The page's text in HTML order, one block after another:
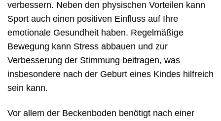
verbessern. Neben den physischen Vorteilen kann
Sport auch einen positiven Einfluss auf Ihre
emotionale Gesundheit haben. Regelmäßige
Bewegung kann Stress abbauen und zur
Verbesserung der Stimmung beitragen, was
insbesondere nach der Geburt eines Kindes hilfreich
sein kann.
Vor allem der Beckenboden benötigt nach einer